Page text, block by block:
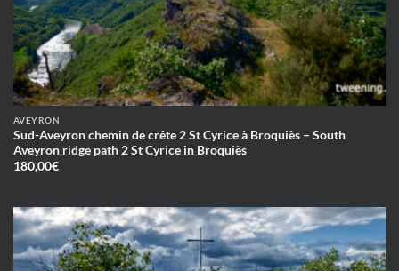
AVEYRON
Sud-Aveyron chemin de crête 2 St Cyrice à Broquiès – South
Aveyron ridge path 2 St Cyrice in Broquiès
180,00€